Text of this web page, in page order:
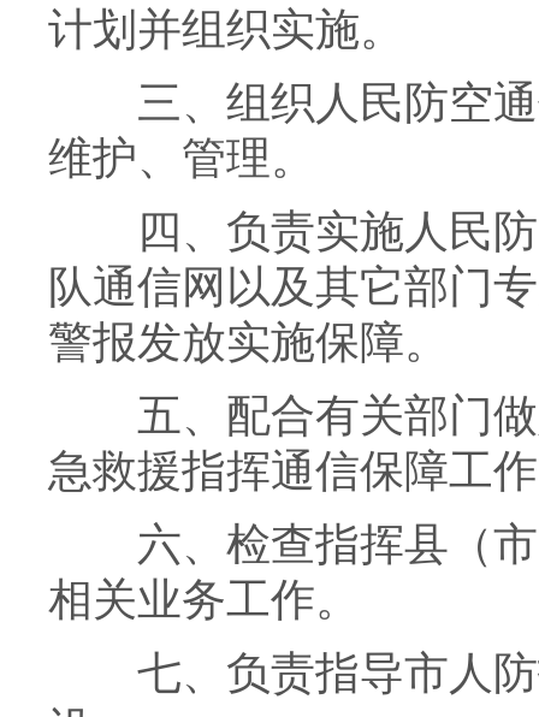
计划并组织实施。
三、组织人民防空
维护、管理。
四、负责实施人民
队通信网以及其它部门
警报发放实施保障。
五、配合有关部门
急救援指挥通信保障工
六、检查指挥县（
相关业务工作。
七、负责指导市人